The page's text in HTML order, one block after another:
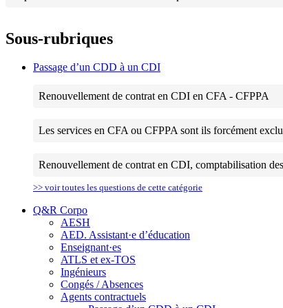
Sous-rubriques
Passage d’un CDD à un CDI
Renouvellement de contrat en CDI en CFA - CFPPA
Les services en CFA ou CFPPA sont ils forcément
Renouvellement de contrat en CDI, comptabilisation
>> voir toutes les questions de cette catégorie
Q&R Corpo
AESH
AED. Assistant·e d’éducation
Enseignant·es
ATLS et ex-TOS
Ingénieurs
Congés / Absences
Agents contractuels